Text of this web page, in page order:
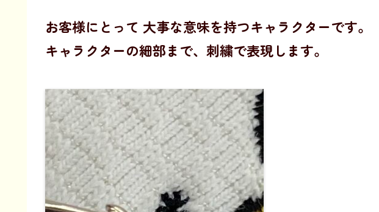
お客様にとって 大事な意味を持つキャラクターです。
キャラクターの細部まで、刺繍で表現します。